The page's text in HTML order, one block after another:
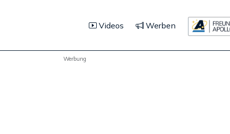
Videos Werben
Werbung